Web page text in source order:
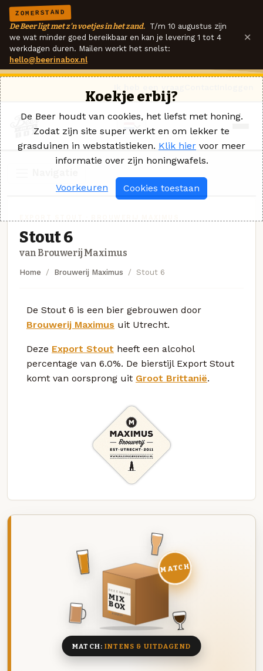
ZOMERSTAND
De Beer ligt met z'n voetjes in het zand. T/m 10 augustus zijn
we wat minder goed bereikbaar en kan je levering 1 tot 4
werkdagen duren. Mailen werkt het snelst:
hello@beerinabox.nl
×
Stout 6
van Brouwerij Maximus
Home Brouwerij Maximus Stout 6
De Stout 6 is een bier gebrouwen door
Brouwerij Maximus uit Utrecht.
Deze Export Stout heeft een alcohol
percentage van 6.0%. De bierstijl Export Stout
komt van oorsprong uit Groot Brittanië.
DEZE MAAND
MIX
BOX
8 BIEREN
MATCH
MATCH:INTENS & UITDAGEND
Koekje erbij?
De Beer houdt van cookies, het liefst met honing.
Zodat zijn site super werkt en om lekker te
grasduinen in webstatistieken. Klik hier voor meer
informatie over zijn honingwafels.
Voorkeuren Cookies toestaan